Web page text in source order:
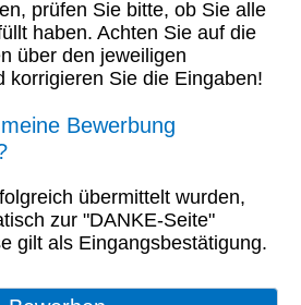
prüfen Sie bitte, ob Sie alle
haben. Achten Sie auf die
über den jeweiligen
korrigieren Sie die Eingaben!
Bewerbung
übermittelt wurden,
zur "DANKE-Seite"
gilt als Eingangsbestätigung.